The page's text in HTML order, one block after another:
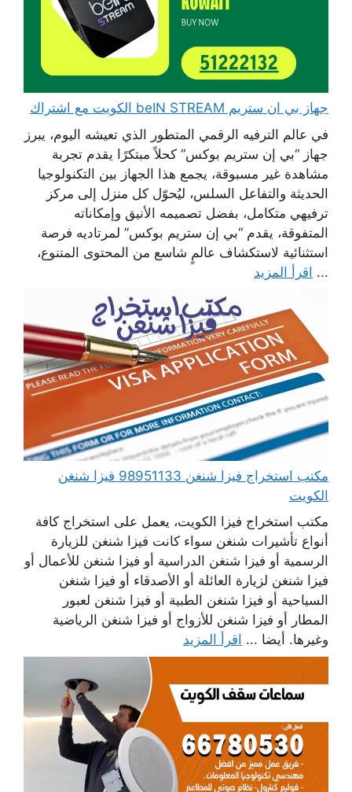
جهاز بي ان ستريم beIN STREAM الكويت مع اشتراك
في عالم الترفيه الرقمي المتطور الذي تعيشه اليوم، يبرز
جهاز “بي إن ستريم بوكس” كحلاً مبتكرًا يقدم تجربة
مشاهدة غير مسبوقة، يجمع هذا الجهاز بين التكنولوجيا
الحديثة والتفاعل السلس، ليُحوّل كل منزل إلى مركز
ترفيهي متكامل، بفضل تصميمه الأنيق وإمكاناته
المتفوقة، يقدم “بي إن ستريم بوكس” لمرتاديه فرصة
استثنائية لاستكشاف عالمٍ شاسع من المحتوى المتنوع،
... اقرأ المزيد
مكتب استخراج فيزا شنغن 98951133 فيزا شنغن
الكويت
مكتب استخراج فيزا الكويت، يعمل على استخراج كافة
أنواع تأشيرات شنغن سواء كانت فيزا شنغن للزيارة
الرسمية أو فيزا شنغن الدراسية أو فيزا شنغن للأعمال أو
فيزا شنغن لزيارة العائلة أو الأصدقاء أو فيزا شنغن
السياحية أو فيزا شنغن الطبية أو فيزا شنغن لعبور
المطار أو فيزا شنغن للأزواج أو فيزا شنغن الرياضية
وغيرها. أيضا ... اقرأ المزيد